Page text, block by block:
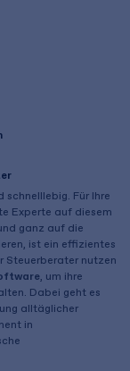
Für Ihre
Experte auf diesem
ganz auf die
ist ein effizientes
Steuerberater nutzen
, um ihre
Dabei geht es
alltäglicher
in